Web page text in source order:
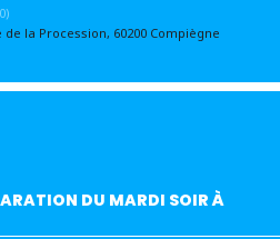
de la Procession, 60200 Compiègne
DU MARDI SOIR À